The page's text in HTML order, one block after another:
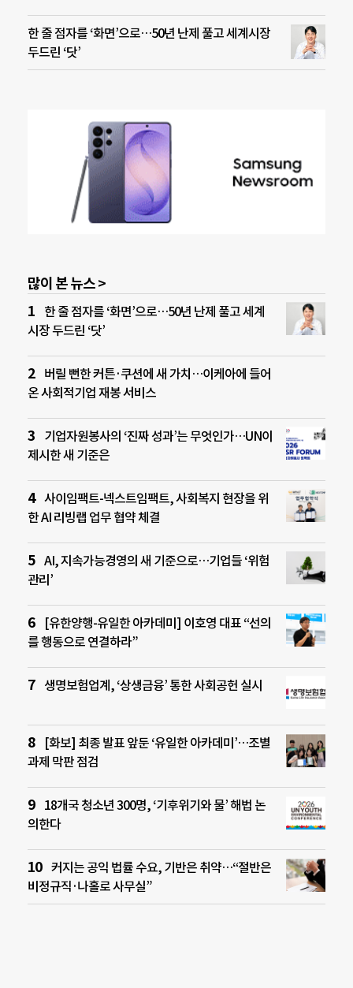
한 줄 점자를 ‘화면’으로…50년 난제 풀고 세계시장
두드린 ‘닷’
많이 본 뉴스 >
한 줄 점자를 ‘화면’으로…50년 난제 풀고 세계
시장 두드린 ‘닷’
버릴 뻔한 커튼·쿠션에 새 가치…이케아에 들어
온 사회적기업 재봉 서비스
기업자원봉사의 ‘진짜 성과’는 무엇인가…UN이
제시한 새 기준은
사이임팩트-넥스트임팩트, 사회복지 현장을 위
한 AI 리빙랩 업무 협약 체결
AI, 지속가능경영의 새 기준으로…기업들 ‘위험
관리’
[유한양행-유일한 아카데미] 이호영 대표 “선의
를 행동으로 연결하라”
생명보험업계, ‘상생금융’ 통한 사회공헌 실시
[화보] 최종 발표 앞둔 ‘유일한 아카데미’…조별
과제 막판 점검
18개국 청소년 300명, ‘기후위기와 물’ 해법 논
의한다
커지는 공익 법률 수요, 기반은 취약…“절반은
비정규직·나홀로 사무실”